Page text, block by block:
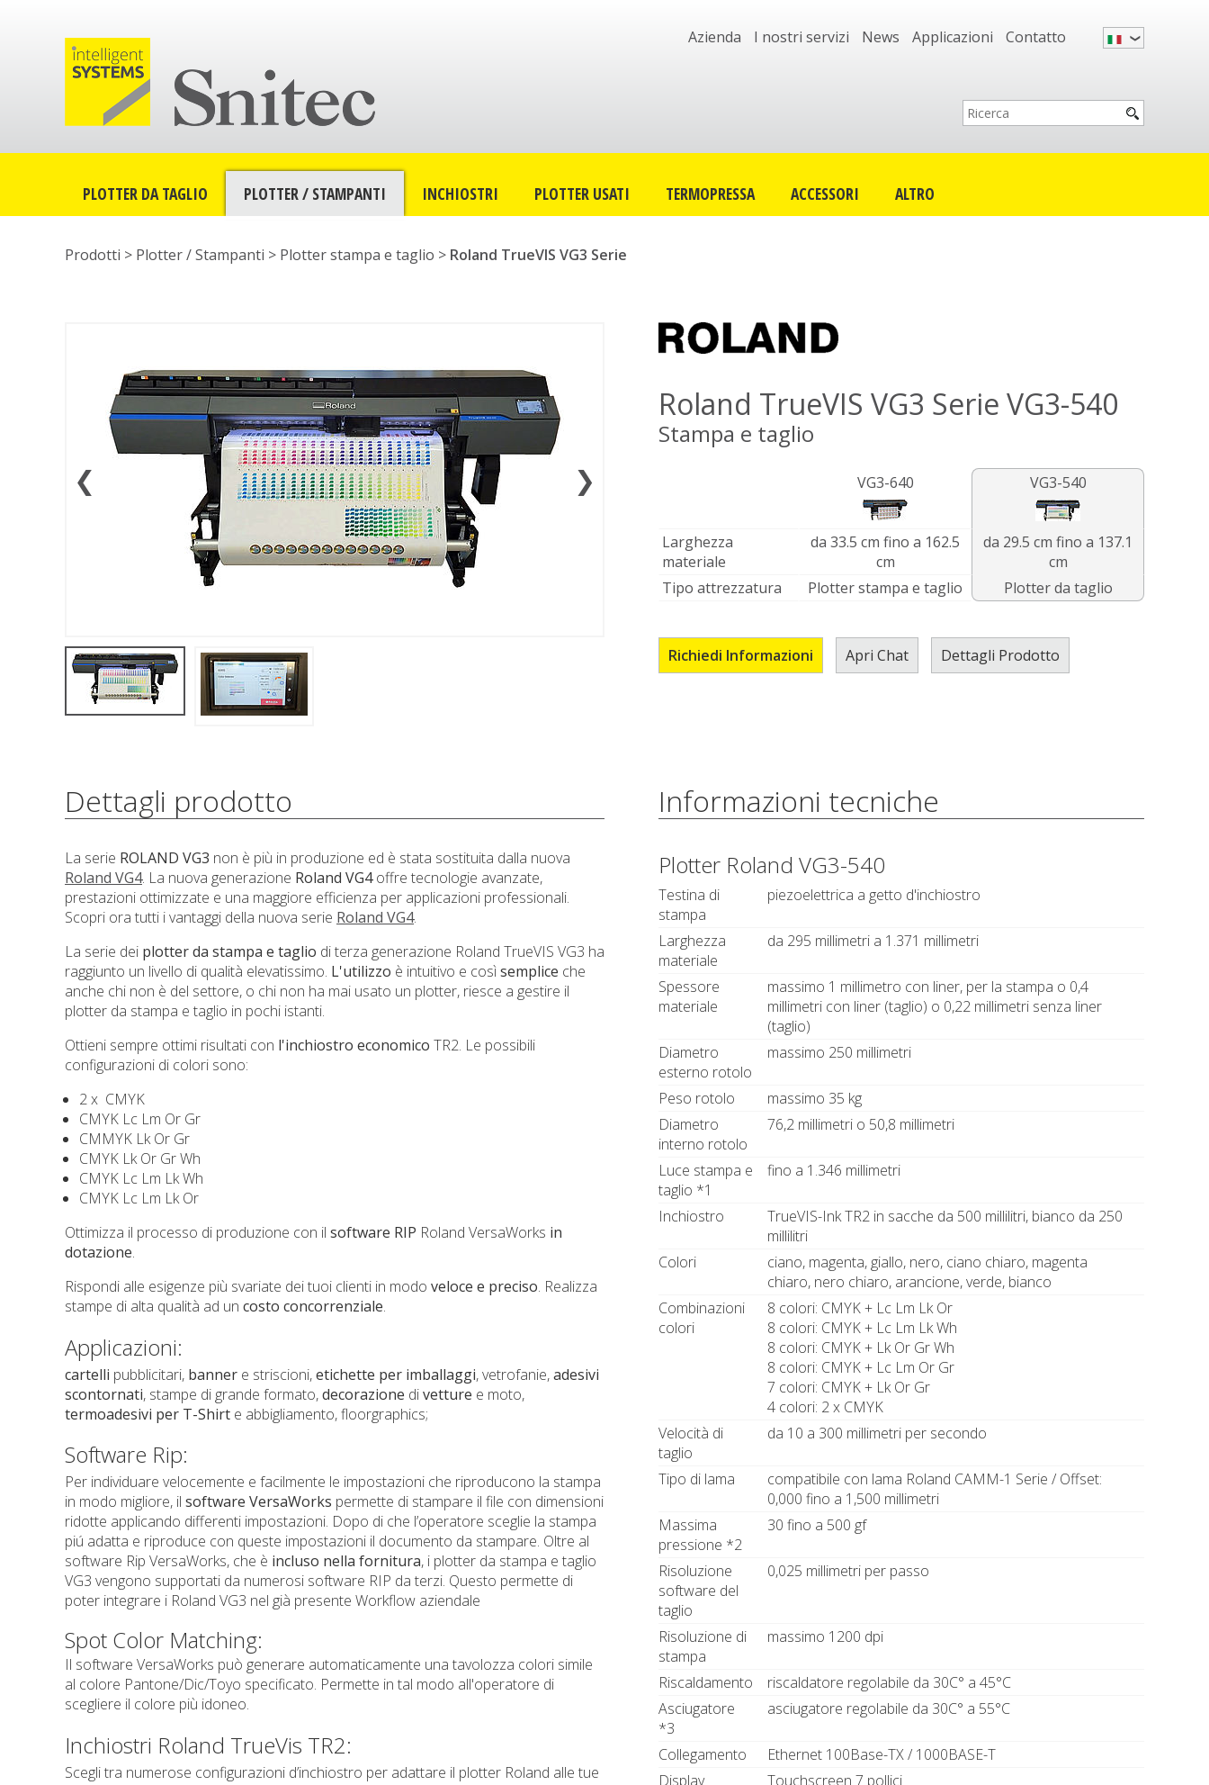
Azienda I nostri servizi News Applicazioni Contatto
PLOTTER DA TAGLIO PLOTTER / STAMPANTI INCHIOSTRI PLOTTER USATI TERMOPRESSA ACCESSORI ALTRO
Prodotti > Plotter / Stampanti > Plotter stampa e taglio > Roland TrueVIS VG3 Serie
❮ ❯
Roland TrueVIS VG3 Serie VG3-540
Stampa e taglio
VG3-640 VG3-540
Larghezza
materiale
da 33.5 cm fino a 162.5
cm
da 29.5 cm fino a 137.1
cm
Tipo attrezzatura
Plotter stampa e taglio Plotter da taglio
Richiedi Informazioni Apri Chat Dettagli Prodotto
Dettagli prodotto
La serie ROLAND VG3 non è più in produzione ed è stata sostituita dalla nuova
Roland VG4. La nuova generazione Roland VG4offre tecnologie avanzate,
prestazioni ottimizzate e una maggiore efficienza per applicazioni professionali.
Scopri ora tutti i vantaggi della nuova serie Roland VG4.
La serie dei plotter da stampa e taglio di terza generazione Roland TrueVIS VG3 ha
raggiunto un livello di qualità elevatissimo. L'utilizzo è intuitivo e cosìsemplice che
anche chi non è del settore, o chi non ha mai usato un plotter, riesce a gestire il
plotter da stampa e taglio in pochi istanti.
Ottieni sempre ottimi risultati con l'inchiostro economico TR2. Le possibili
configurazioni di colori sono:
2 x CMYK
CMYK Lc Lm Or Gr
CMMYK Lk Or Gr
CMYK Lk Or Gr Wh
CMYK Lc Lm Lk Wh
CMYK Lc Lm Lk Or
Ottimizza il processo di produzione con il software RIP Roland VersaWorks in
dotazione.
Rispondi alle esigenze più svariate dei tuoi clienti in modo veloce e preciso. Realizza
stampe di alta qualità ad un costo concorrenziale.
Applicazioni:
cartelli pubblicitari, banner e striscioni,etichette per imballaggi, vetrofanie,adesivi
scontornati, stampe di grande formato,decorazione divetture e moto,
termoadesivi per T-Shirt e abbigliamento, floorgraphics;
Software Rip:
Per individuare velocemente e facilmente le impostazioni che riproducono la stampa
in modo migliore, il software VersaWorks permette di stampare il file con dimensioni
ridotte applicando differenti impostazioni. Dopo di che l’operatore sceglie la stampa
piú adatta e riproduce con queste impostazioni il documento da stampare. Oltre al
software Rip VersaWorks, che è incluso nella fornitura, i plotter da stampa e taglio
VG3 vengono supportati da numerosi software RIP da terzi. Questo permette di
poter integrare i Roland VG3 nel già presente Workflow aziendale
Spot Color Matching:
Il software VersaWorks può generare automaticamente una tavolozza colori simile
al colore Pantone/Dic/Toyo specificato. Permette in tal modo all'operatore di
scegliere il colore più idoneo.
Inchiostri Roland TrueVis TR2:
Scegli tra numerose configurazioni d’inchiostro per adattare il plotter Roland alle tue
Informazioni tecniche
Plotter Roland VG3-540
Testina di
stampa
piezoelettrica a getto d'inchiostro
Larghezza
materiale
da 295 millimetri a 1.371 millimetri
Spessore
materiale
massimo 1 millimetro con liner, per la stampa o 0,4
millimetri con liner (taglio) o 0,22 millimetri senza liner
(taglio)
Diametro
esterno rotolo
massimo 250 millimetri
Peso rotolo
massimo 35 kg
Diametro
interno rotolo
76,2 millimetri o 50,8 millimetri
Luce stampa e
taglio *1
fino a 1.346 millimetri
Inchiostro
TrueVIS-Ink TR2 in sacche da 500 millilitri, bianco da 250
millilitri
Colori
ciano, magenta, giallo, nero, ciano chiaro, magenta
chiaro, nero chiaro, arancione, verde, bianco
Combinazioni
colori
8 colori: CMYK + Lc Lm Lk Or
8 colori: CMYK + Lc Lm Lk Wh
8 colori: CMYK + Lk Or Gr Wh
8 colori: CMYK + Lc Lm Or Gr
7 colori: CMYK + Lk Or Gr
4 colori: 2 x CMYK
Velocità di
taglio
da 10 a 300 millimetri per secondo
Tipo di lama
compatibile con lama Roland CAMM-1 Serie / Offset:
0,000 fino a 1,500 millimetri
Massima
pressione *2
30 fino a 500 gf
Risoluzione
software del
taglio
0,025 millimetri per passo
Risoluzione di
stampa
massimo 1200 dpi
Riscaldamento
riscaldatore regolabile da 30C° a 45°C
Asciugatore
*3
asciugatore regolabile da 30C° a 55°C
Collegamento
Ethernet 100Base-TX / 1000BASE-T
Display
Touchscreen 7 pollici